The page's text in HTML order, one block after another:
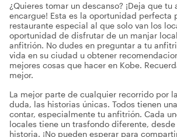
¿Quieres tomar un descanso? ¡Deja que tu
encargue! Esta es la oportunidad perfecta
restaurante especial al que solo van los
oportunidad de disfrutar de un manjar
anfitrión. No dudes en preguntar a tu
vida en su ciudad u obtener
mejores cosas que hacer en Kobe.
mejor.
La mejor parte de cualquier recorrido por
duda, las historias únicas. Todos tienen
contar, especialmente tu anfitrión. Cada
locales tiene un trasfondo diferente,
historia. ¡No pueden esperar para